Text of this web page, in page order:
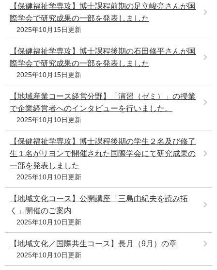
【保健福祉学専攻】博士課程前期の足立峻亮さんが国
際学会で研究成果の一部を発表しました
2025年10月15日更新
【保健福祉学専攻】博士課程後期の石田修平さんが国
際学会で研究成果の一部を発表しました
2025年10月15日更新
【地域産業コース経営分野】「演習（ゼミ）」の授業
で企業経営者へのインタビューを行いました。
2025年10月10日更新
【保健福祉学専攻】博士課程後期の学生２名及び修了
生１名がリヨンで開催された国際学会にて研究成果の
一部を発表しました
2025年10月10日更新
【地域文化コース】公開講座「三島由紀夫を読み拓
く」開催のご案内
2025年10月10日更新
【地域文化／国際共生コース】長月（9月）の章
2025年10月10日更新